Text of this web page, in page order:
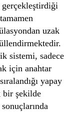
gerçekleştirdiği
uzak
sistemi, sadece
için anahtar
yapay
bir şekilde